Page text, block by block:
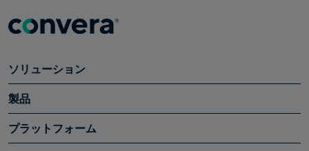
ソリューション
製品
プラットフォーム